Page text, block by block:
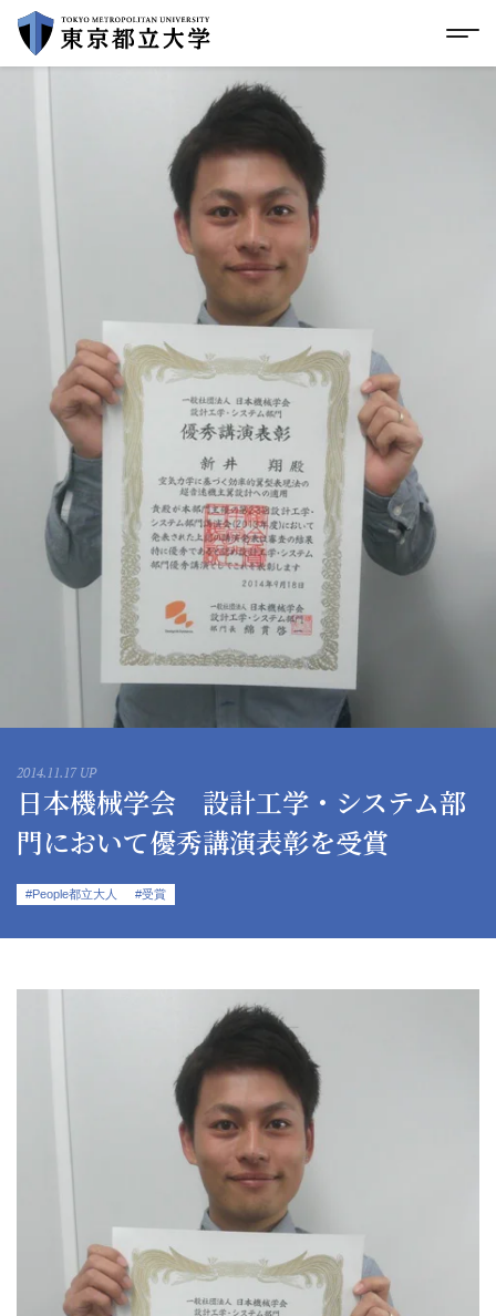
イ
グローバルメニューにスキップ メ
2014.11.17 UP
日本機械学会 設計工学・システム部
門において優秀講演表彰を受賞
#People都立大人 #受賞